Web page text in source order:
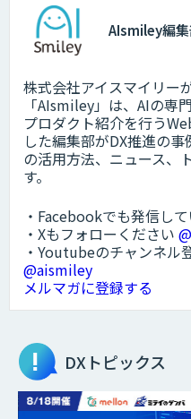
AIsmiley編
株式会社アイスマイリー
「AIsmiley」は、AIの専
プロダクト紹介を行う
した編集部がDX推進の
の活用方法、ニュース、
す。
・Facebookでも発信し
・Xもフォローください
・Youtubeのチャンネル
@aismiley
メルマガに登録する
DXトピックス